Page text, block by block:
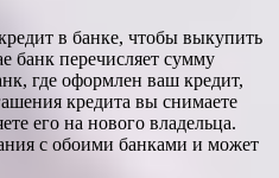
в банке, чтобы выкупить
банк перечисляет сумму
где оформлен ваш кредит,
кредита вы снимаете
его на нового владельца.
с обоими банками и может